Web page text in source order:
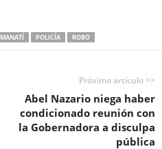
MANATÍ POLICÍA ROBO
Próximo artículo >>
Abel Nazario niega haber
condicionado reunión con
la Gobernadora a disculpa
pública